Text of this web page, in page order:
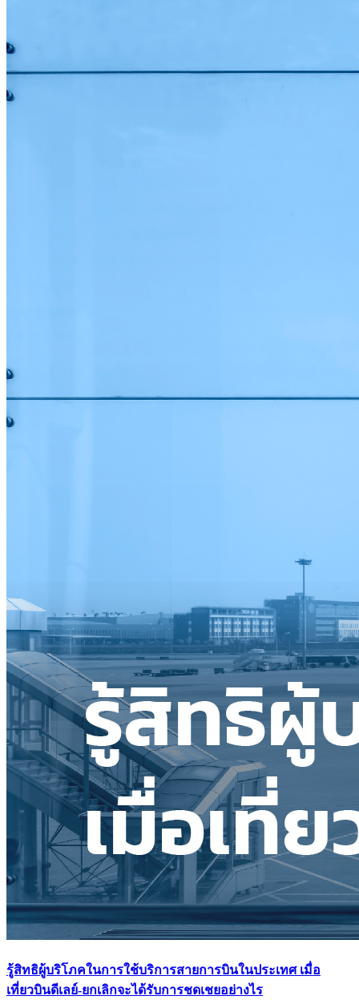
รู้สิทธิผู้บริโภคในการใช้บริการสายการบินในประเทศ เมื่อ
เที่ยวบินดีเลย์-ยกเลิกจะได้รับการชดเชยอย่างไร